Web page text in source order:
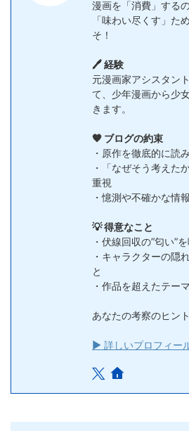
漫画を「消費」する
「味わい尽くす」た
そ！
🖊️ 経験
元漫画家アシスタン
て、少年漫画から少
きます。
🧡 ブログの約束
・原作を徹底的に読
・「なぜそう考えた
重視
・憶測や不確かな情
💡 得意なこと
・伏線回収の”匂い”
・キャラクターの隠
と
・作品を超えたテー
あなたの考察のヒン
▶ 詳しいプロフィー